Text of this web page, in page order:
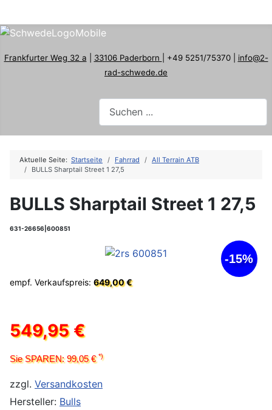
Frankfurter Weg 32 a 33106 Paderborn | +49 5251/75370 | info@2-
rad-schwede.de
Aktuelle Seite: Startseite Fahrrad
All Terrain ATB
BULLS Sharptail Street 1 27,5
BULLS Sharptail Street 1 27,5
631-26656|600851
-15%
empf. Verkaufspreis: 649,00 €
549,95 €
Sie SPAREN: 99,05 €*)
zzgl. Versandkosten
Hersteller: Bulls